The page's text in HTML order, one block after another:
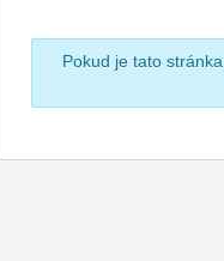
Pokud je tato